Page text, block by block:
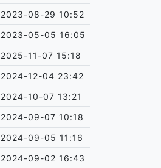
2023-08-29 10:52
2023-05-05 16:05
2025-11-07 15:18
2024-12-04 23:42
2024-10-07 13:21
2024-09-07 10:18
2024-09-05 11:16
2024-09-02 16:43